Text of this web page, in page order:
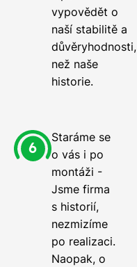
vypovědět o
naší stabilitě a
důvěryhodnosti,
než naše
historie.
Staráme se
o vás i po
montáži -
Jsme firma
s historií,
nezmizíme
po realizaci.
Naopak, o